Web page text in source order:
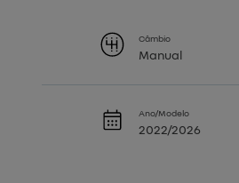
Câmbio
Manual
Ano/Modelo
2022/2026